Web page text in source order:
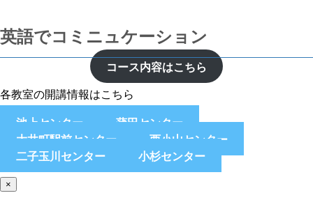
英語でコミニュケーション
コース内容はこちら
各教室の開講情報はこちら
池上センター
蒲田センター
大井町駅前センター
西小山センター
二子玉川センター
小杉センター
×